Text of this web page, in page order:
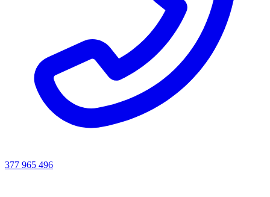
377 965 496